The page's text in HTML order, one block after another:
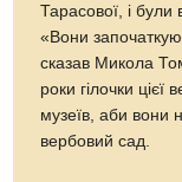
Тарасової, і були
«Вони
сказав Микола
роки гілочки цієї
музеїв, аби вони
вербовий сад.